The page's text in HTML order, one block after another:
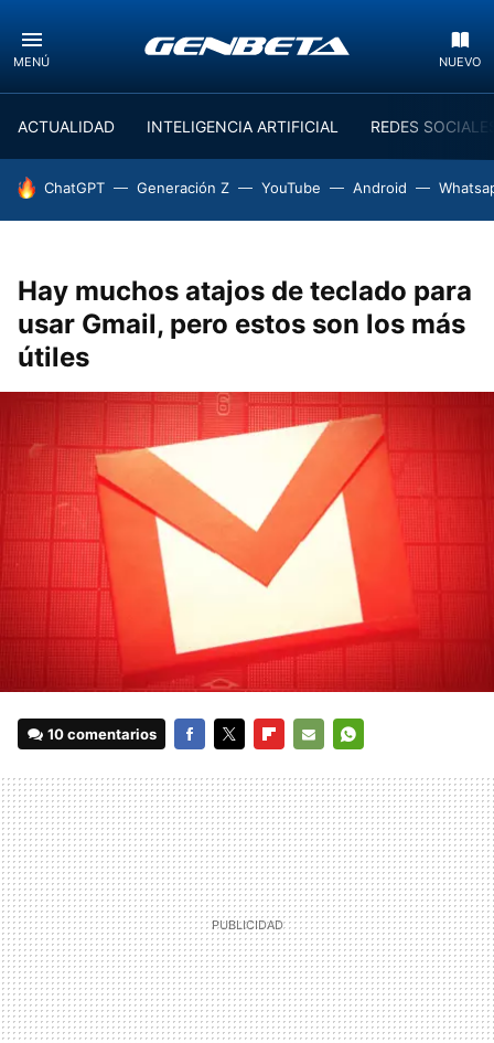
MENÚ NUEVO
ACTUALIDAD INTELIGENCIA ARTIFICIAL REDES
HOY SE HABLA DE
ChatGPT Generación Z YouTube Android
Hay muchos atajos de teclado para
usar Gmail, pero estos son los más
útiles
10 comentarios
MAIL